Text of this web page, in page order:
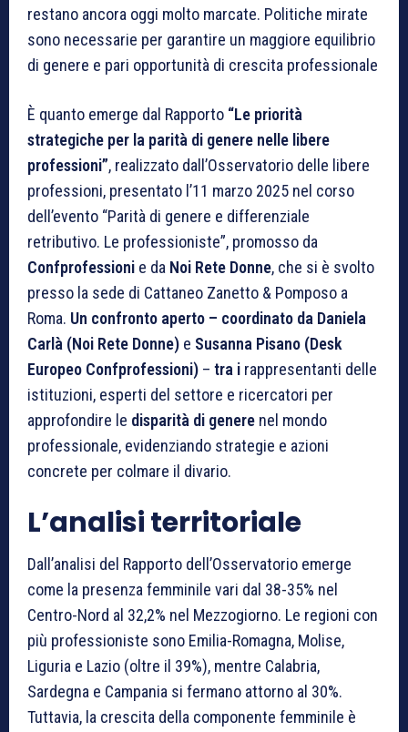
restano ancora oggi molto marcate. Politiche mirate
sono necessarie per garantire un maggiore equilibrio
di genere e pari opportunità di crescita professionale
È quanto emerge dal Rapporto “Le priorità
strategiche per la parità di genere nelle libere
professioni”, realizzato dall’Osservatorio delle libere
professioni, presentato l’11 marzo 2025 nel corso
dell’evento “Parità di genere e differenziale
retributivo. Le professioniste”, promosso da
Confprofessioni e da Noi Rete Donne, che si è svolto
presso la sede di Cattaneo Zanetto & Pomposo a
Roma. Un confronto aperto – coordinato da Daniela
Carlà (Noi Rete Donne) e Susanna Pisano (Desk
Europeo Confprofessioni) – tra i rappresentanti delle
istituzioni, esperti del settore e ricercatori per
approfondire le disparità di genere nel mondo
professionale, evidenziando strategie e azioni
concrete per colmare il divario.
L’analisi territoriale
Dall’analisi del Rapporto dell’Osservatorio emerge
come la presenza femminile vari dal 38-35% nel
Centro-Nord al 32,2% nel Mezzogiorno. Le regioni con
più professioniste sono Emilia-Romagna, Molise,
Liguria e Lazio (oltre il 39%), mentre Calabria,
Sardegna e Campania si fermano attorno al 30%.
Tuttavia, la crescita della componente femminile è